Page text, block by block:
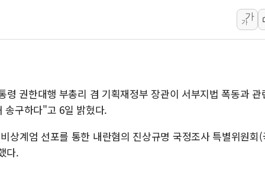
폭염에 車 운전면허 기능시험 오전 집중 편성…체감
李대통령, 'ISA·주가누르기 방지법' 전면 재검토 지
'호우 특보' 경북 울진 시간당 20~30mm 강한 비...가
충북 주말 무더위 지속…청주·진천 35도, 곳곳 소나
10월 보완수사권 폐지·공소청 출범…피해자들 '범
한상협, 업계 개인정보 보안 새판 짠다…'자율규제단
민주당, 오늘 제주·인천 경선 발표...김민석 '재역
가
가
권한대행 부총리 겸 기획재정부 장관이 서부지법 폭동과 관
송구하다"고 6일 밝혔다.
상계엄 선포를 통한 내란혐의 진상규명 국정조사 특별위원회(
다.